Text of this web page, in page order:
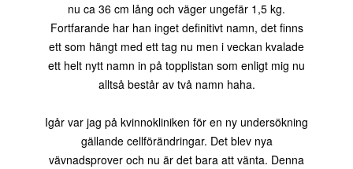
nu ca 36 cm lång och väger ungefär 1,5 kg.
Fortfarande har han inget definitivt namn, det finns
ett som hängt med ett tag nu men i veckan kvalade
ett helt nytt namn in på topplistan som enligt mig nu
alltså består av två namn haha.
Igår var jag på kvinnokliniken för en ny undersökning
gällande cellförändringar. Det blev nya
vävnadsprover och nu är det bara att vänta. Denna